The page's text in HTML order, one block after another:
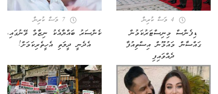
4 މަސް ކުރިން
ޑިފެންސް މިނިސްޓަރުކަމުން
ގައްސާން މައުމޫން އިސްތިއުފާ
ދެއްވައިފި
7 މަސް ކުރިން
ކެންސަރު ބައްޔާއެކު ނިޒާމް ވޭނުގައި،
އެދެނީ ދީލަތި އެހީތެރިކަމަށް!